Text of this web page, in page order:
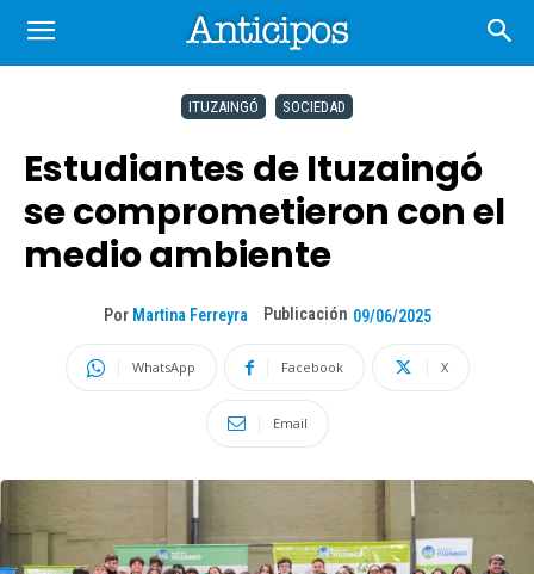
ITUZAINGÓ SOCIEDAD
Estudiantes de Ituzaingó
se comprometieron con el
medio ambiente
Por Martina Ferreyra Publicación 09/06/2025
WhatsApp Facebook X
Email